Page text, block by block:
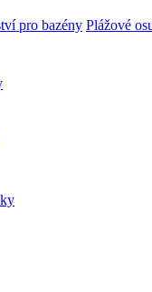
pro bazény Plážové